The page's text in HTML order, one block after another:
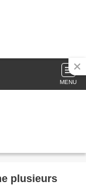
MENU
plusieurs